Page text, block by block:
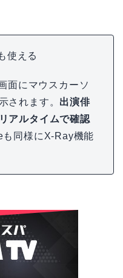
使える
面にマウスカーソ
されます。 出演俳
アルタイムで確認
同様にX-Ray機能